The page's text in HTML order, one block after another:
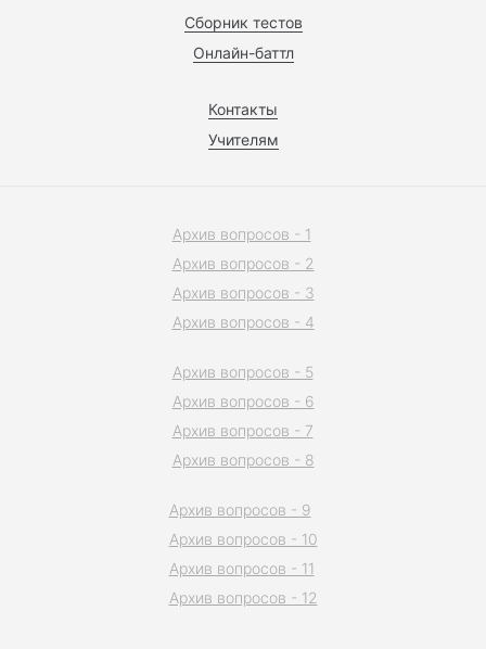
Сборник тестов
Онлайн-баттл
Контакты
Учителям
Архив вопросов - 1
Архив вопросов - 2
Архив вопросов - 3
Архив вопросов - 4
Архив вопросов - 5
Архив вопросов - 6
Архив вопросов - 7
Архив вопросов - 8
Архив вопросов - 9
Архив вопросов - 10
Архив вопросов - 11
Архив вопросов - 12